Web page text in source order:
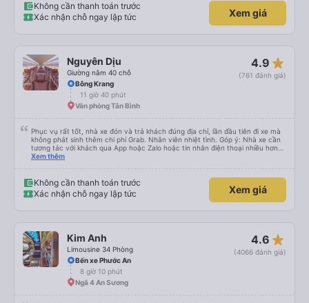
Không cần thanh toán trước
Xác nhận chỗ ngay lập tức
Xem giá
Nguyên Dịu
Giường nằm 40 chỗ
4.9 star_rate
(761 đánh giá)
Bông Krang
11 giờ 40 phút
Văn phòng Tân Bình
Phục vụ rất tốt, nhà xe đón và trả khách đúng địa chỉ, lần đầu tiên đi xe mà
không phát sinh thêm chi phí Grab. Nhân viên nhiệt tình. Góp ý: Nhà xe cần
tương tác với khách qua App hoặc Zalo hoặc tin nhắn điện thoại nhiều hơn
nữa để hành khách yên tâm đặc biệt là khách đặt vé qua App. Chân thành
Xem thêm
Không cần thanh toán trước
Xác nhận chỗ ngay lập tức
Xem giá
Kim Anh
Limousine 34 Phòng
4.6 star_rate
(4066 đánh giá)
Bến xe Phước An
8 giờ 10 phút
Ngã 4 An Sương